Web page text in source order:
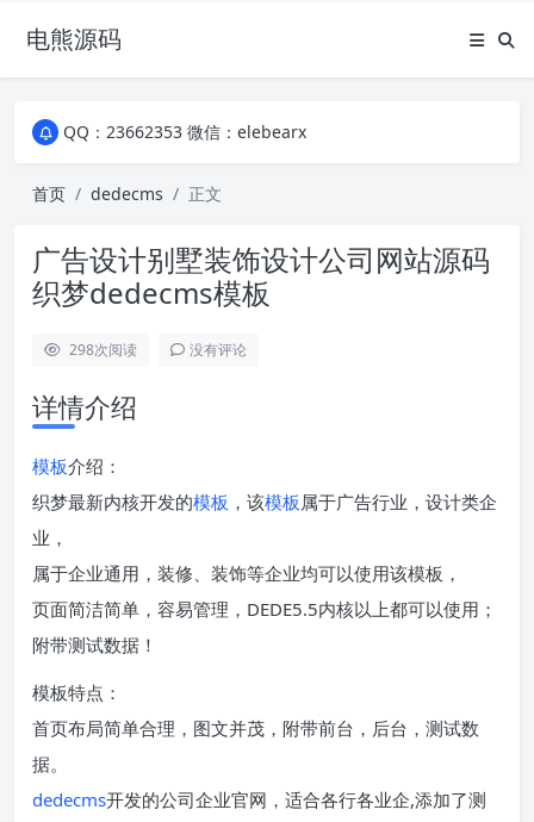
电熊源码
QQ：23662353 微信：elebearx
首页
dedecms 正文
广告设计别墅装饰设计公司网站源码
织梦dedecms模板
298次阅读 没有评论
详情介绍
模板介绍：
织梦最新内核开发的模板 ，该模板 属于广告行业，设计类企
业，
属于企业通用，装修、装饰等企业均可以使用该模板，
页面简洁简单，容易管理，DEDE5.5内核以上都可以使用；
附带测试数据！
模板特点：
首页布局简单合理，图文并茂，附带前台，后台，测试数
据。
dedecms开发的公司企业官网，适合各行各业企,添加了测